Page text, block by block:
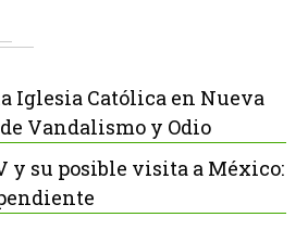
Iglesia Católica en Nueva
Vandalismo y Odio
y su posible visita a México: